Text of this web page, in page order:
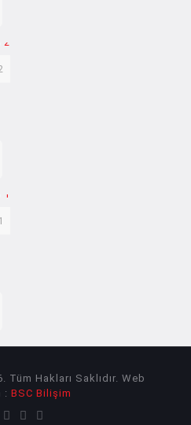
Hakları Saklıdır. Web
: BSC Bilişim